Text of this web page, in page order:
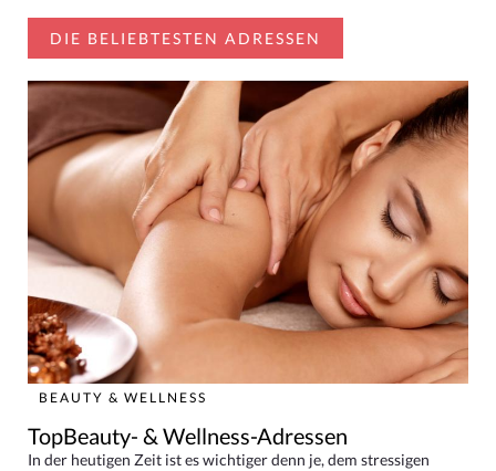
DIE BELIEBTESTEN ADRESSEN
BEAUTY & WELLNESS
TopBeauty- & Wellness-Adressen
In der heutigen Zeit ist es wichtiger denn je, dem stressigen